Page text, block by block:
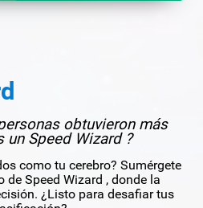
obtuvieron más
un Speed Wizard ?
como tu cerebro? Sumérgete
Speed Wizard , donde la
¿Listo para desafiar tus